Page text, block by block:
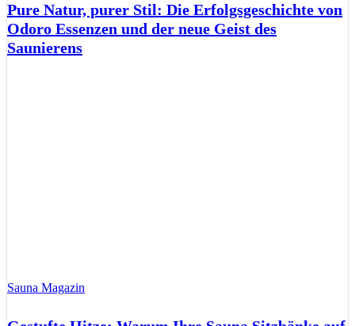
Pure Natur, purer Stil: Die Erfolgsgeschichte von
Odoro Essenzen und der neue Geist des
Saunierens
Sauna Magazin